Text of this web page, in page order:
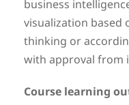
business
visualization based
thinking or
with approval from
Course learning